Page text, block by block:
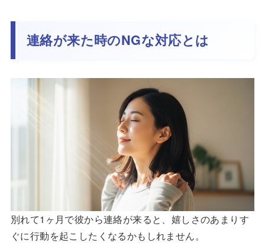
連絡が来た時のNGな対応とは
別れて1ヶ月で彼から連絡が来ると、嬉しさのあまりす
ぐに行動を起こしたくなるかもしれません。